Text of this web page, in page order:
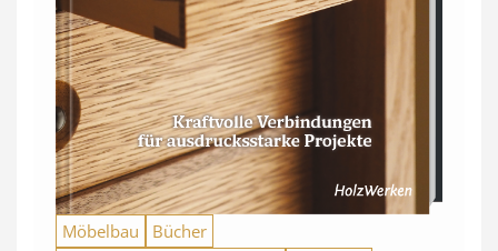
Möbelbau
Bücher